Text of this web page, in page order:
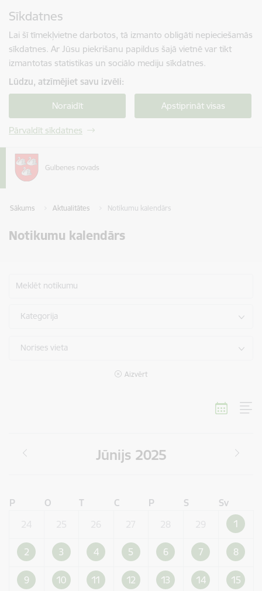
Sīkdatnes
Lai šī tīmekļvietne darbotos, tā izmanto obligāti nepieciešamās
sīkdatnes. Ar Jūsu piekrišanu papildus šajā vietnē var tikt
izmantotas statistikas un sociālo mediju sīkdatnes.
Lūdzu, atzīmējiet savu izvēli:
Noraidīt Apstiprināt visas
Pārvaldīt sīkdatnes
Sākums Aktualitātes Notikumu kalendārs
Notikumu kalendārs
Meklēt notikumu
Kategorija
Norises vieta
Aizvērt
Jūnijs 2025
P O T C P S
Sv
1
2 3 4 5 6 7 8
9 10 11 12 13 14 15